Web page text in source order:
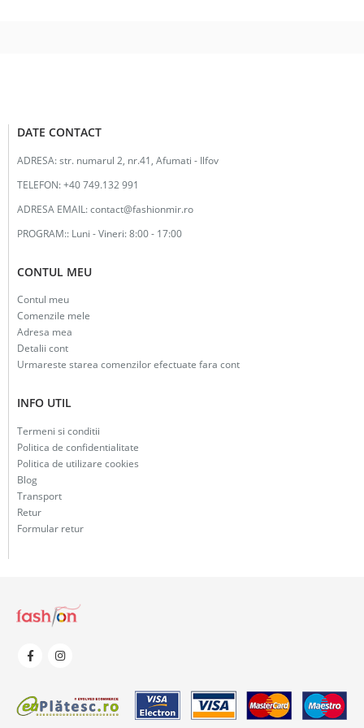
DATE CONTACT
ADRESA:str. numarul 2, nr.41, Afumati - Ilfov
TELEFON:+40 749.132 991
ADRESA EMAIL:contact@fashionmir.ro
PROGRAM:: Luni - Vineri: 8:00 - 17:00
CONTUL MEU
Contul meu
Comenzile mele
Adresa mea
Detalii cont
Urmareste starea comenzilor efectuate fara cont
INFO UTIL
Termeni si conditii
Politica de confidentialitate
Politica de utilizare cookies
Blog
Transport
Retur
Formular retur